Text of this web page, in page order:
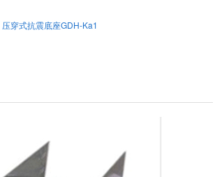
压穿式抗震底座GDH-Ka1